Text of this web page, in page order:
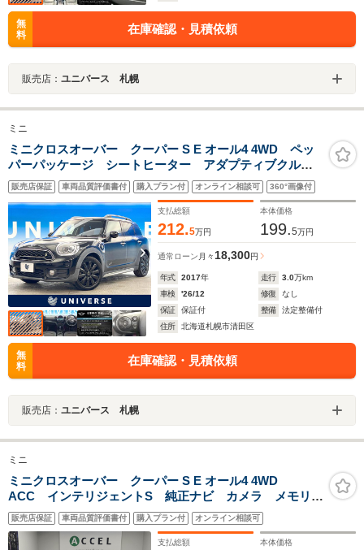
無
料
在庫確認・見積依頼
販売店： ユニバース 札幌
ミニ
ミニクロスオーバー クーパー S E オール4 4WD ペッ
パーパッケージ シートヒーター アダプティブクルー
ズコントロール 純正ナビ Bluetooth バックカメラ
ETC LEDヘッドライト 電動リアゲート オートエア
コン
販売店保証 車両品質評価書付 購入プラン付 オンライン相談可 360°画像付
支払総額
212.5万円
本体価格
199.5万円
通常ローン 月々 18,300円
年式 2017年 走行 3.0万km
車検
'26/12 修復
なし
保証
保証付 整備
法定整備付
住所
北海道札幌市清田区
無
料
在庫確認・見積依頼
販売店： ユニバース 札幌
ミニ
ミニクロスオーバー クーパー S E オール4 4WD
ACC インテリジェントS 純正ナビ カメラ メモリー
付パワーシート シートヒーター 電動テールゲート
18インチアルミ ボンネットストライプ ルーフレー
ル フルタイム4WD スマートキー PHV
販売店保証 車両品質評価書付 購入プラン付 オンライン相談可
支払総額 本体価格